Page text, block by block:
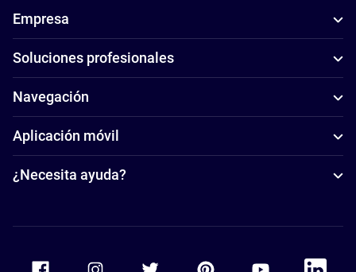
Empresa
Soluciones profesionales
Navegación
Aplicación móvil
¿Necesita ayuda?
Accor Youtube
Accor